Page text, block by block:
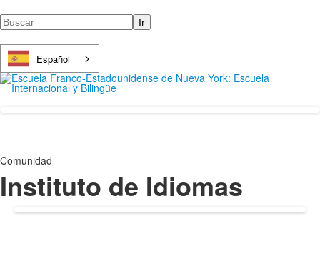
Buscar
Español
Comunidad
Instituto de Idiomas